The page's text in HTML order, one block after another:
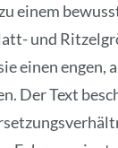
einem
und
einen engen,
Der Text